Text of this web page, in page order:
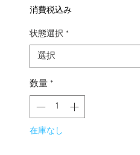
消費税込み
状態選択 *
選択
数量 *
在庫なし